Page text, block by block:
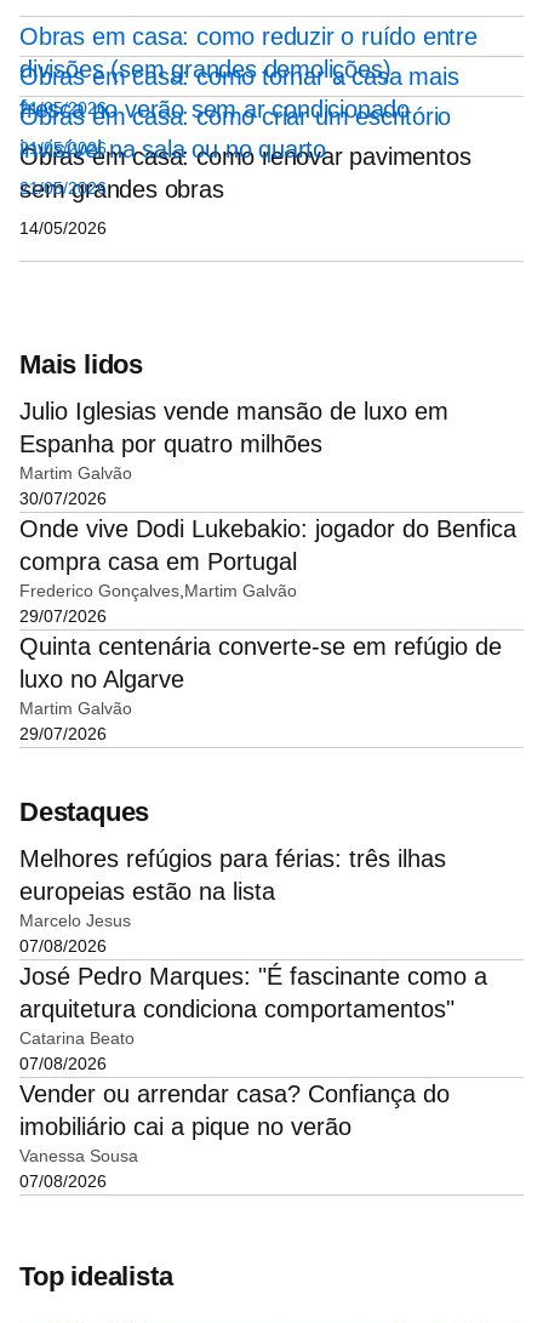
Obras em casa: como reduzir o ruído entre
divisões (sem grandes demolições)
21/05/2026
Obras em casa: como tornar a casa mais
fresca no verão sem ar condicionado
21/05/2026
Obras em casa: como criar um escritório
invisível na sala ou no quarto
21/05/2026
Obras em casa: como renovar pavimentos
sem grandes obras
14/05/2026
Mais lidos
Julio Iglesias vende mansão de luxo em
Espanha por quatro milhões
Martim Galvão
30/07/2026
Onde vive Dodi Lukebakio: jogador do Benfica
compra casa em Portugal
Frederico Gonçalves Martim Galvão
29/07/2026
Quinta centenária converte-se em refúgio de
luxo no Algarve
Martim Galvão
29/07/2026
Destaques
Melhores refúgios para férias: três ilhas
europeias estão na lista
Marcelo Jesus
07/08/2026
José Pedro Marques: "É fascinante como a
arquitetura condiciona comportamentos"
Catarina Beato
07/08/2026
Vender ou arrendar casa? Confiança do
imobiliário cai a pique no verão
Vanessa Sousa
07/08/2026
Top idealista